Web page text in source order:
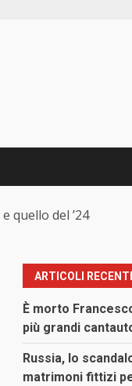
quello del ’24
ARTICOLI RECENTI
È morto
più grandi
Russia, lo
matrimoni fittizi